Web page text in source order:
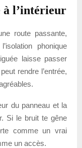
à l’intérieur
route passante,
phonique
laisse passer
rendre l’entrée,
du panneau et la
Si le bruit te gêne
comme un vrai
un accès.